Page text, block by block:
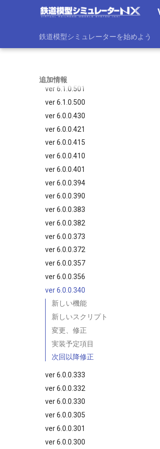
鉄道模型シミュレーターを始めよう
追加情報
ver 6.1.0.535
ver 6.1.0.510
ver 6.1.0.504
ver 6.1.0.502
ver 6.1.0.501
ver 6.1.0.500
ver 6.0.0.430
ver 6.0.0.421
ver 6.0.0.415
ver 6.0.0.410
ver 6.0.0.401
ver 6.0.0.394
ver 6.0.0.390
ver 6.0.0.383
ver 6.0.0.382
ver 6.0.0.373
ver 6.0.0.372
ver 6.0.0.357
ver 6.0.0.356
ver 6.0.0.340
新しい機能
新しいスクリプト
変更、修正
実装予定項目
次回以降修正
ver 6.0.0.333
ver 6.0.0.332
ver 6.0.0.330
ver 6.0.0.305
ver 6.0.0.301
ver 6.0.0.300